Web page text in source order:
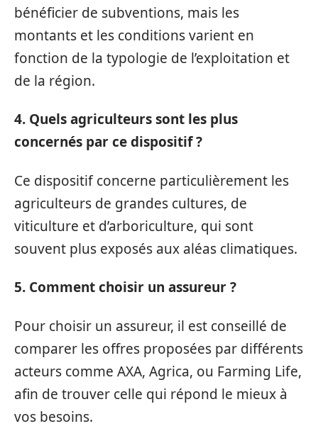
bénéficier de subventions, mais les
montants et les conditions varient en
fonction de la typologie de l’exploitation et
de la région.
4. Quels agriculteurs sont les plus
concernés par ce dispositif ?
Ce dispositif concerne particulièrement les
agriculteurs de grandes cultures, de
viticulture et d’arboriculture, qui sont
souvent plus exposés aux aléas climatiques.
5. Comment choisir un assureur ?
Pour choisir un assureur, il est conseillé de
comparer les offres proposées par différents
acteurs comme AXA, Agrica, ou Farming Life,
afin de trouver celle qui répond le mieux à
vos besoins.